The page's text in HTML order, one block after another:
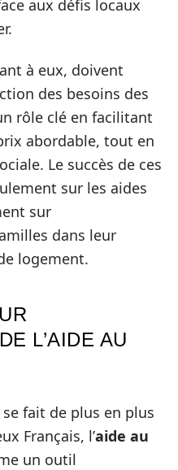
aux défis locaux
à eux, doivent
des besoins des
rôle clé en facilitant
abordable, tout en
Le succès de ces
sur les aides
sur
dans leur
logement.
L’AIDE AU
fait de plus en plus
Français, l’aide au
un outil